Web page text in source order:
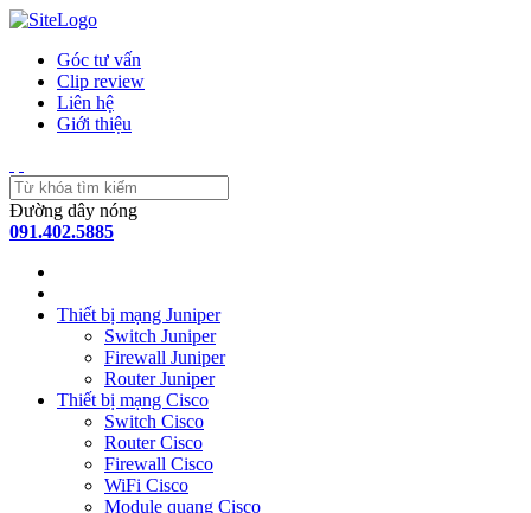
Góc tư vấn
Clip review
Liên hệ
Giới thiệu
Đường dây nóng
091.402.5885
Thiết bị mạng Juniper
Switch Juniper
Firewall Juniper
Router Juniper
Thiết bị mạng Cisco
Switch Cisco
Router Cisco
Firewall Cisco
WiFi Cisco
Module quang Cisco